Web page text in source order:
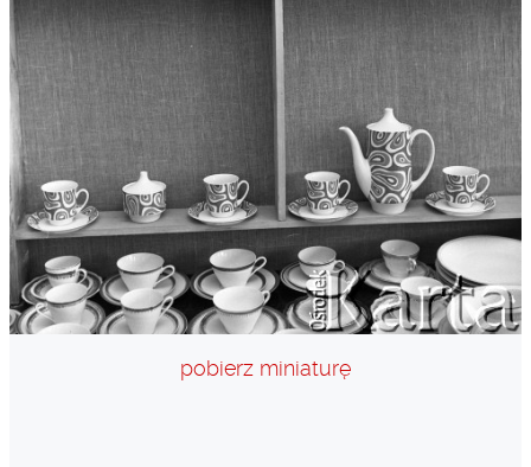
pobierz miniaturę